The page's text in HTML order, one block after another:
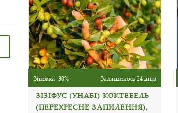
Знижка -30% Залишилось 24 днів
ЗІЗІФУС (УНАБІ) КОКТЕБЕЛЬ
(ПЕРЕХРЕСНЕ ЗАПИЛЕННЯ),